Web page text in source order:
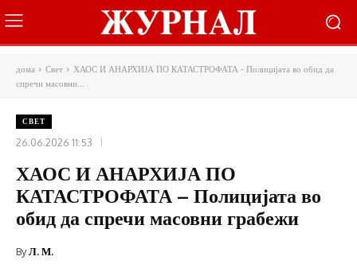
дома Свет
ХАОС И АНАРХИЈА ПО КАТАСТРОФАТА - Полицијата во обид да
спречи масовни...
СВЕТ
26.06.2026 11:53
ХАОС И АНАРХИЈА ПО
КАТАСТРОФАТА – Полицијата во
обид да спречи масовни грабежи
ByЛ. М.